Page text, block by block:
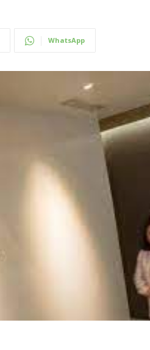
WhatsApp